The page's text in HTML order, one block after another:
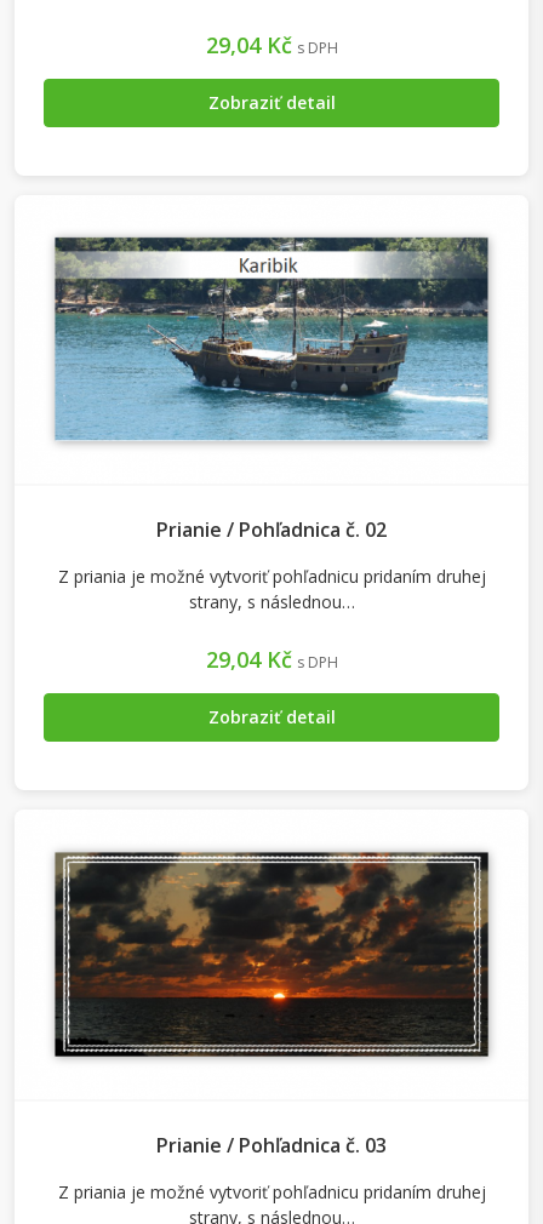
29,04 Kč s DPH
Zobraziť detail
Prianie / Pohľadnica č. 02
Z priania je možné vytvoriť pohľadnicu pridaním druhej
strany, s následnou…
29,04 Kč s DPH
Zobraziť detail
Prianie / Pohľadnica č. 03
Z priania je možné vytvoriť pohľadnicu pridaním druhej
strany, s následnou…